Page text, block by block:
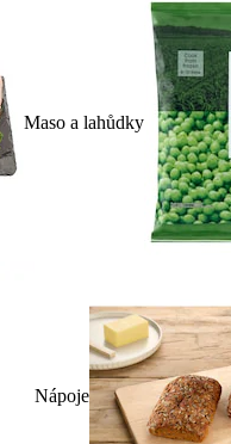
Maso a lahůdky
Nápoje